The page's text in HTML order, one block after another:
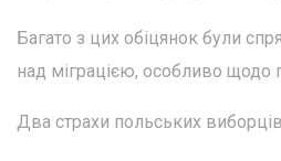
Багато з цих обіцянок були
над міграцією, особливо щодо
Два страхи польських виборців